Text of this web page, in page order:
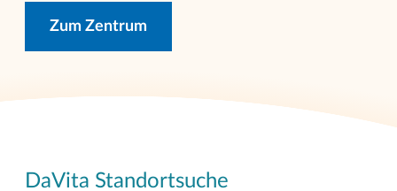
Zum Zentrum
DaVita Standortsuche